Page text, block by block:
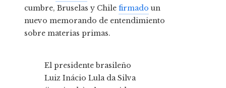
cumbre, Bruselas y Chile firmado un
nuevo memorando de entendimiento
sobre materias primas.
El presidente brasileño
Luiz Inácio Lula da Silva